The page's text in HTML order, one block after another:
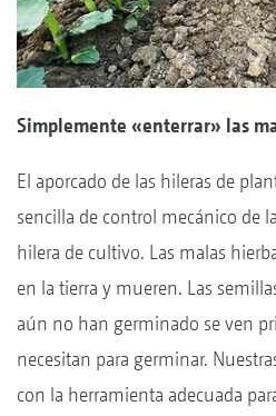
Simplemente «enterrar» las
El aporcado de las hileras de
sencilla de control mecánico de
hilera de cultivo. Las malas
en la tierra y mueren. Las
aún no han germinado se ven
necesitan para germinar.
con la herramienta adecuada